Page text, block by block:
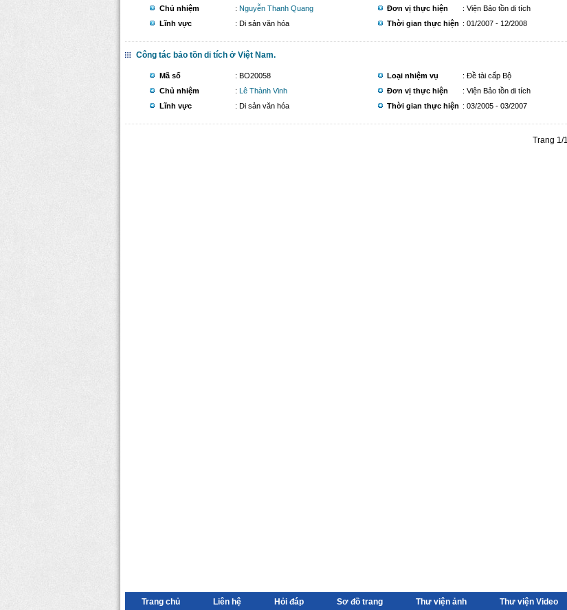
Chủ nhiệm
: Nguyễn Thanh Quang
Lĩnh vực
: Di sản văn hóa
Đơn vị thực hiện
: Viện Bảo tồn di tích
Thời gian thực hiện : 01/2007 - 12/2008
Công tác bảo tồn di tích ở Việt Nam.
Mã số
: BO20058
Chủ nhiệm
:
Lê Thành Vinh
Lĩnh vực
: Di sản văn hóa
Loại nhiệm vụ
: Đề tài cấp Bộ
Đơn vị thực hiện
: Viện Bảo tồn di tích
Thời gian thực hiện : 03/2005 - 03/2007
Trang 1/1
Trang chủ Liên hệ Hỏi đáp Sơ đồ trang Thư viện ảnh Thư viện Video